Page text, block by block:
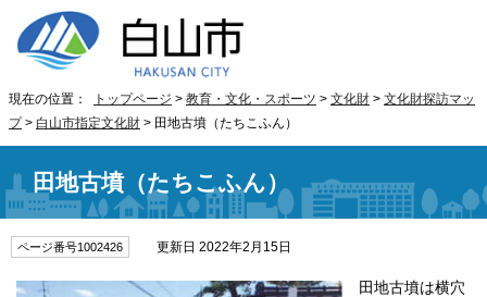
現在の位置： トップページ > 教育・文化・スポーツ > 文化財 > 文化財探訪マッ
プ> 白山市指定文化財 > 田地古墳（たちこふん）
田地古墳（たちこふん）
ページ番号1002426 更新日 2022年2月15日
田地古墳は横穴